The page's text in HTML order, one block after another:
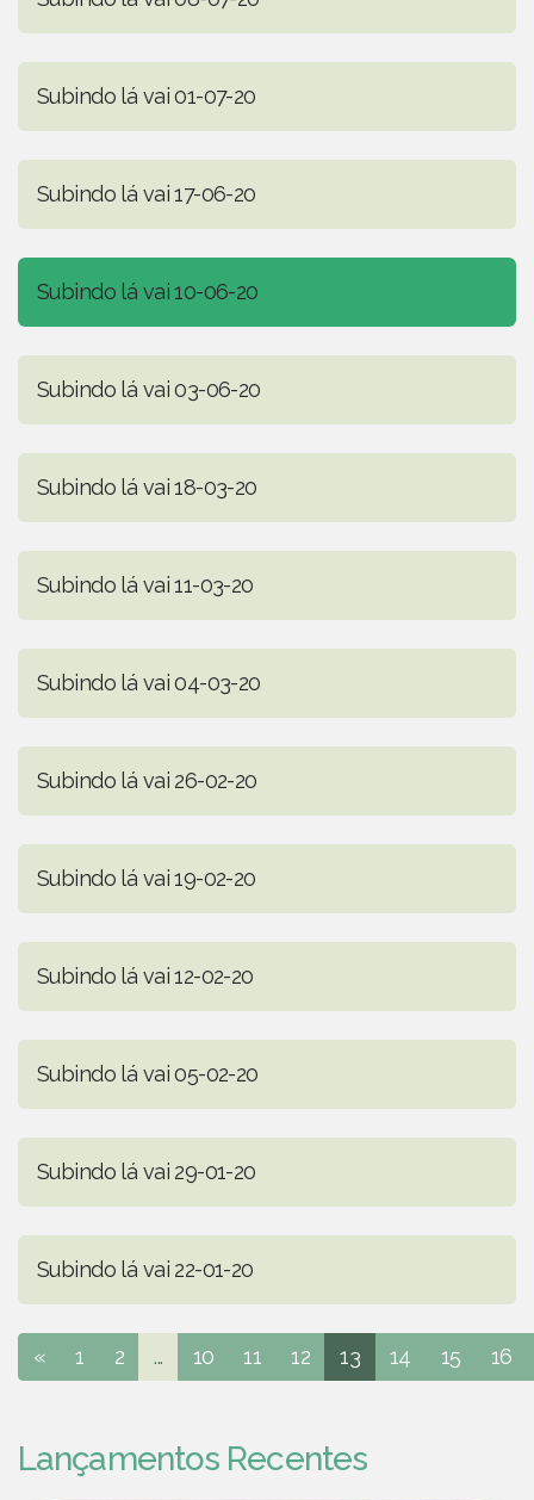
Subindo lá vai 01-07-20
Subindo lá vai 17-06-20
Subindo lá vai 10-06-20
Subindo lá vai 03-06-20
Subindo lá vai 18-03-20
Subindo lá vai 11-03-20
Subindo lá vai 04-03-20
Subindo lá vai 26-02-20
Subindo lá vai 19-02-20
Subindo lá vai 12-02-20
Subindo lá vai 05-02-20
Subindo lá vai 29-01-20
Subindo lá vai 22-01-20
« 1 2 ... 10 11 12 13 14 15 16
Lançamentos Recentes